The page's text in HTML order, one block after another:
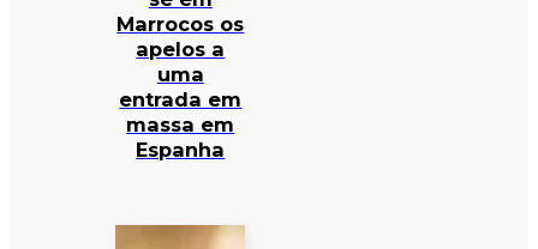
Marrocos os
apelos a
uma
entrada em
massa em
Espanha